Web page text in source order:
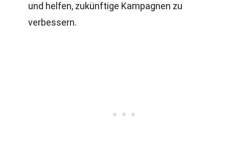
und helfen, zukünftige Kampagnen zu
verbessern.